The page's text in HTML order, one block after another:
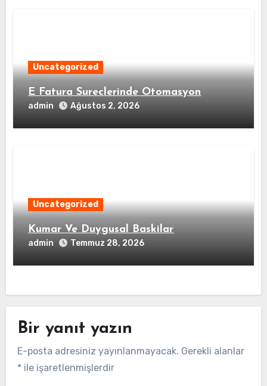
Uncategorized
E Fatura Sureclerinde Otomasyon
admin Ağustos 2, 2026
Uncategorized
Kumar Ve Duygusal Baskilar
admin Temmuz 28, 2026
Bir yanıt yazın
E-posta adresiniz yayınlanmayacak. Gerekli alanlar
* ile işaretlenmişlerdir